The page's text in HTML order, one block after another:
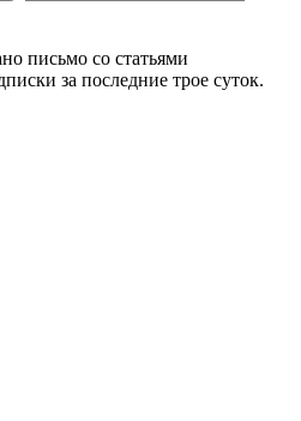
письмо со статьями
за последние трое суток.